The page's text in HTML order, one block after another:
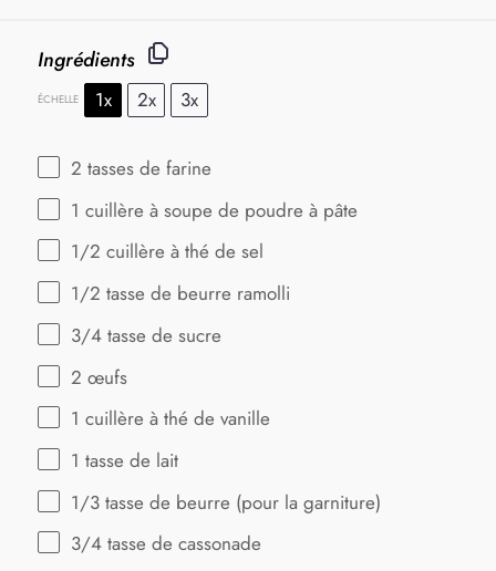
Ingrédients
ÉCHELLE 1x 2x 3x
2 tasses de farine
1 cuillère à soupe de poudre à pâte
1/2 cuillère à thé de sel
1/2 tasse de beurre ramolli
3/4 tasse de sucre
2 œufs
1 cuillère à thé de vanille
1 tasse de lait
1/3 tasse de beurre (pour la garniture)
3/4 tasse de cassonade